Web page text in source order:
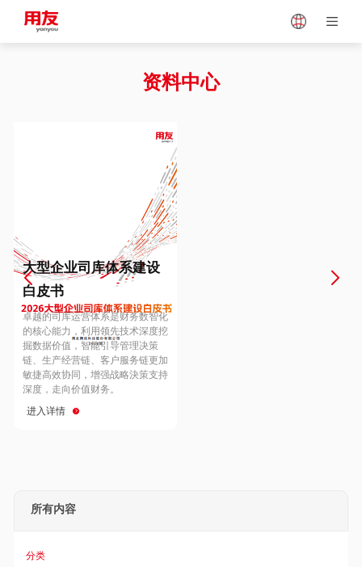
Vietnam
Europe
Hungary
Hong Kong
资料中心
大型企业司库体系建设
白皮书
卓越的司库运营体系是财务数智化
的核心能力，利用领先技术深度挖
掘数据价值，智能引导管理决策
链、生产经营链、客户服务链更加
敏捷高效协同，增强战略決策支持
深度，走向价值财务。
进入详情
所有内容
分类